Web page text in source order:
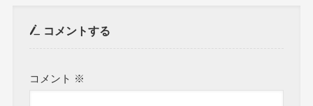
コメントする
コメント ※